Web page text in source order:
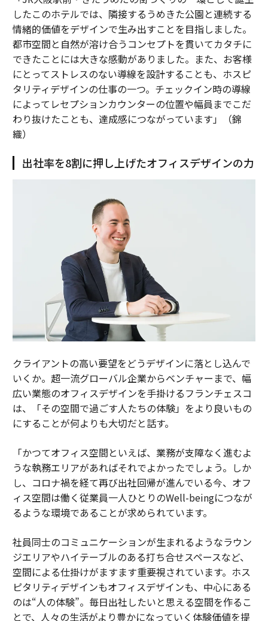
したこのホテルでは、隣接するうめきた公園と連続する
情緒的価値をデザインで生み出すことを目指しました。
都市空間と自然が溶け合うコンセプトを貫いてカタチに
できたことには大きな感動がありました。また、お客様
にとってストレスのない導線を設計することも、ホスピ
タリティデザインの仕事の一つ。チェックイン時の導線
によってレセプションカウンターの位置や幅員までこだ
わり抜けたことも、達成感につながっています」（錦
織）
出社率を8割に押し上げたオフィスデザインの力
クライアントの高い要望をどうデザインに落とし込んで
いくか。超一流グローバル企業からベンチャーまで、幅
広い業態のオフィスデザインを手掛けるフランチェスコ
は、「その空間で過ごす人たちの体験」をより良いもの
にすることが何よりも大切だと話す。
「かつてオフィス空間といえば、業務が支障なく進むよ
うな執務エリアがあればそれでよかったでしょう。しか
し、コロナ禍を経て再び出社回帰が進んでいる今、オフ
ィス空間は働く従業員一人ひとりのWell-beingにつなが
るような環境であることが求められています。
社員同士のコミュニケーションが生まれるようなラウン
ジエリアやハイテーブルのある打ち合せスペースなど、
空間による仕掛けがますます重要視されています。ホス
ピタリティデザインもオフィスデザインも、中心にある
のは“人の体験”。毎日出社したいと思える空間を作るこ
とで、人々の生活がより豊かになっていく体験価値を提